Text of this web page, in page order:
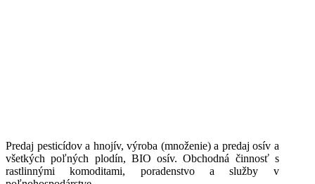
Predaj pesticídov a hnojív, výroba (množenie) a predaj osív a
všetkých poľných plodín, BIO osív. Obchodná činnosť s
rastlinnými komoditami, poradenstvo a služby v